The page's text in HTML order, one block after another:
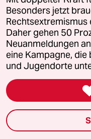
taz zahl ich
taz lab Infobrief
Veranstaltungen
Demnächst
Besonders jetzt
Rechtsextremismus
Daher gehen 50
Neuanmeldungen
eine Kampagne,
und Jugendorte